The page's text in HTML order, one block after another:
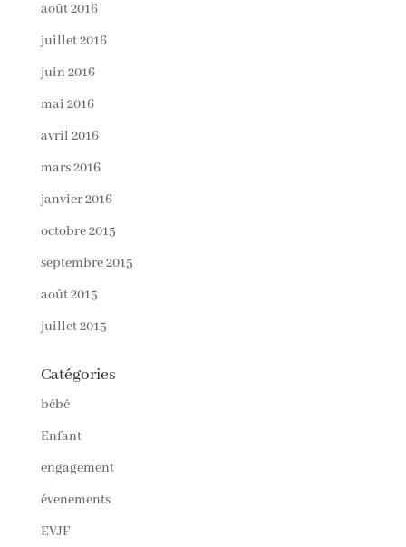
août 2016
juillet 2016
juin 2016
mai 2016
avril 2016
mars 2016
janvier 2016
octobre 2015
septembre 2015
août 2015
juillet 2015
Catégories
bébé
Enfant
engagement
évenements
EVJF